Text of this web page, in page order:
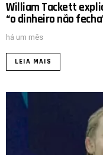
William Tackett
“o dinheiro não
há um mês
LEIA MAIS